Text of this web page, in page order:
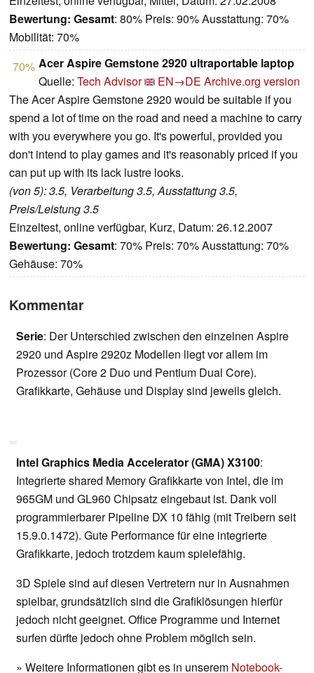
Bewertung: Gesamt: 80% Preis: 90% Ausstattung: 70%
Mobilität: 70%
70% Acer Aspire Gemstone 2920 ultraportable laptop
Quelle: Tech Advisor EN→DE Archive.org version
The Acer Aspire Gemstone 2920 would be suitable if you
spend a lot of time on the road and need a machine to carry
with you everywhere you go. It's powerful, provided you
don't intend to play games and it's reasonably priced if you
can put up with its lack lustre looks.
(von 5): 3.5, Verarbeitung 3.5, Ausstattung 3.5,
Preis/Leistung 3.5
Einzeltest, online verfügbar, Kurz, Datum: 26.12.2007
Bewertung: Gesamt: 70% Preis: 70% Ausstattung: 70%
Gehäuse: 70%
Kommentar
Serie: Der Unterschied zwischen den einzelnen Aspire
2920 und Aspire 2920z Modellen liegt vor allem im
Prozessor (Core 2 Duo und Pentium Dual Core).
Grafikkarte, Gehäuse und Display sind jeweils gleich.
Intel Graphics Media Accelerator (GMA) X3100:
Integrierte shared Memory Grafikkarte von Intel, die im
965GM und GL960 Chipsatz eingebaut ist. Dank voll
programmierbarer Pipeline DX 10 fähig (mit Treibern seit
15.9.0.1472). Gute Performance für eine integrierte
Grafikkarte, jedoch trotzdem kaum spielefähig.
3D Spiele sind auf diesen Vertretern nur in Ausnahmen
spielbar, grundsätzlich sind die Grafiklösungen hierfür
jedoch nicht geeignet. Office Programme und Internet
surfen dürfte jedoch ohne Problem möglich sein.
» Weitere Informationen gibt es in unserem Notebook-